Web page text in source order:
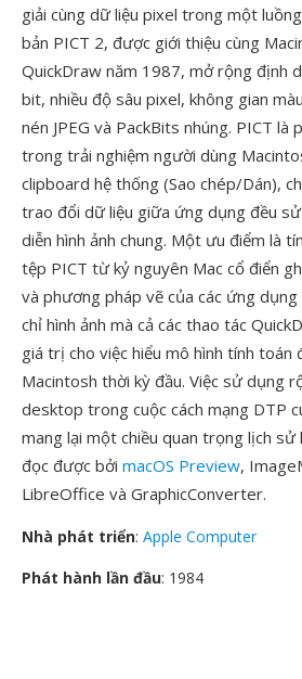
giải cùng dữ liệu pixel trong một
bản PICT 2, được giới thiệu cùng
QuickDraw năm 1987, mở rộng định
bit, nhiều độ sâu pixel, không gian
nén JPEG và PackBits nhúng. PICT là
trong trải nghiệm người dùng
clipboard hệ thống (Sao chép/Dán),
trao đổi dữ liệu giữa ứng dụng đều
diễn hình ảnh chung. Một ưu điểm là
tệp PICT từ kỷ nguyên Mac cổ điển
và phương pháp vẽ của các ứng
chỉ hình ảnh mà cả các thao tác
giá trị cho việc hiểu mô hình tính toán
Macintosh thời kỳ đầu. Việc sử dụng
desktop trong cuộc cách mạng DTP
mang lại một chiều quan trọng lịch sử
đọc được bởi macOS Preview,
LibreOffice và GraphicConverter.
Nhà phát triển: Apple Computer
Phát hành lần đầu: 1984